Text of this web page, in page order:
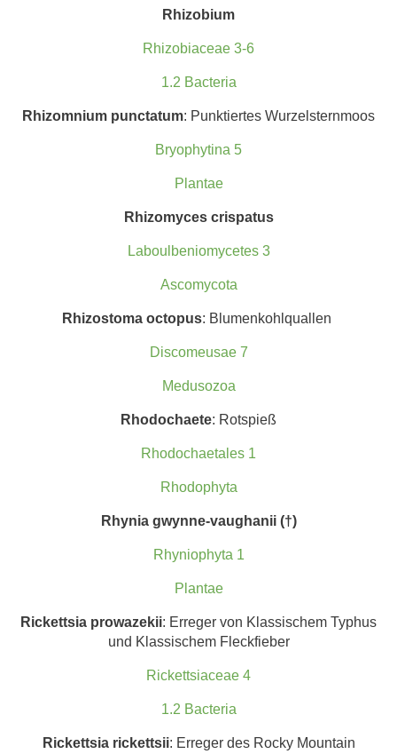
Rhizobium
Rhizobiaceae 3-6
1.2 Bacteria
Rhizomnium punctatum: Punktiertes Wurzelsternmoos
Bryophytina 5
Plantae
Rhizomyces crispatus
Laboulbeniomycetes 3
Ascomycota
Rhizostoma octopus: Blumenkohlquallen
Discomeusae 7
Medusozoa
Rhodochaete: Rotspieß
Rhodochaetales 1
Rhodophyta
Rhynia gwynne-vaughanii (†)
Rhyniophyta 1
Plantae
Rickettsia prowazekii: Erreger von Klassischem Typhus
und Klassischem Fleckfieber
Rickettsiaceae 4
1.2 Bacteria
Rickettsia rickettsii: Erreger des Rocky Mountain